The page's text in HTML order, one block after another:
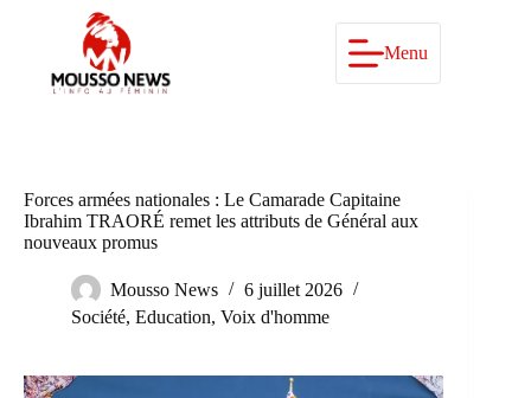
Menu
Forces armées nationales : Le Camarade Capitaine
Ibrahim TRAORÉ remet les attributs de Général aux
nouveaux promus
Mousso News
6 juillet 2026
Société, Education, Voix d'homme